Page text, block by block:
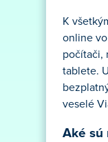
K
online
počítači,
tablete.
veselé
Aké sú